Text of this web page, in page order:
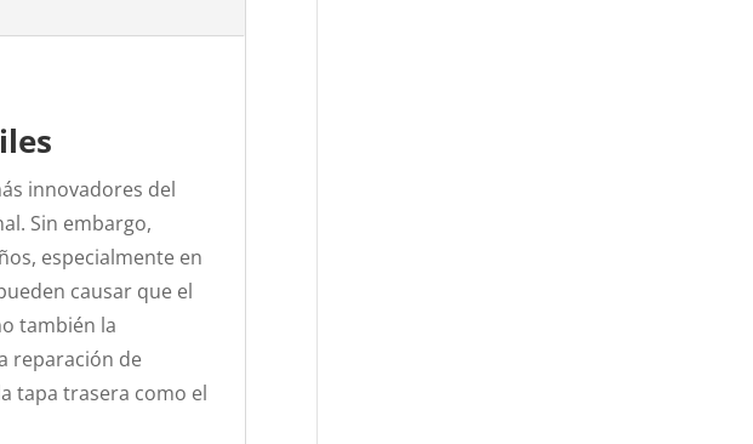
innovadores del
Sin embargo,
especialmente en
causar que el
también la
reparación de
tapa trasera como el